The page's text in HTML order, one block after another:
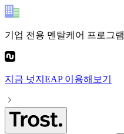
기업 전용 멘탈케어 프로그램
지금 넛지EAP이용해보기